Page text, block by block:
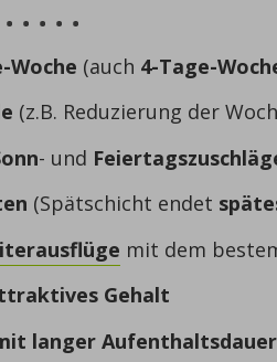
Woche (auch 4-Tage-
(z.B. Reduzierung der
- und
(Spätschicht endet
mit dem
Gehalt
langer Aufenthaltsdauer